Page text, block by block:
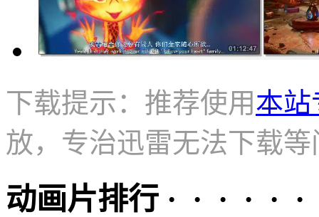
下载提示：推荐使用本站
放，专治迅雷无法下载等
动画片排行 · · · · · ·